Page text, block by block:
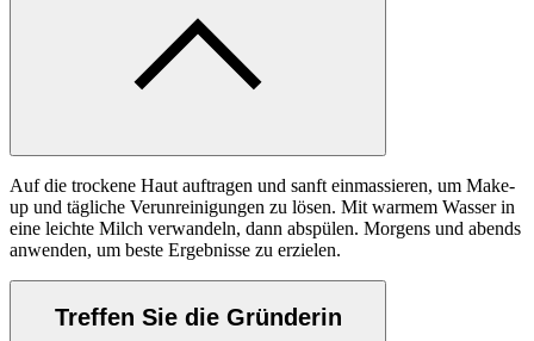
Auf die trockene Haut auftragen und sanft einmassieren, um Make-
up und tägliche Verunreinigungen zu lösen. Mit warmem Wasser in
eine leichte Milch verwandeln, dann abspülen. Morgens und abends
anwenden, um beste Ergebnisse zu erzielen.
Treffen Sie die Gründerin